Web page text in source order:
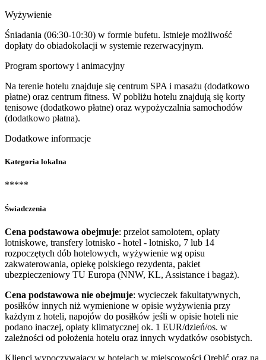
Wyżywienie
Śniadania (06:30-10:30) w formie bufetu. Istnieje możliwość
dopłaty do obiadokolacji w systemie rezerwacyjnym.
Program sportowy i animacyjny
Na terenie hotelu znajduje się centrum SPA i masażu (dodatkowo
płatne) oraz centrum fitness. W pobliżu hotelu znajdują się korty
tenisowe (dodatkowo płatne) oraz wypożyczalnia samochodów
(dodatkowo płatna).
Dodatkowe informacje
Kategoria lokalna
*****
Świadczenia
Cena podstawowa obejmuje: przelot samolotem, opłaty
lotniskowe, transfery lotnisko - hotel - lotnisko, 7 lub 14
rozpoczętych dób hotelowych, wyżywienie wg opisu
zakwaterowania, opiekę polskiego rezydenta, pakiet
ubezpieczeniowy TU Europa (NNW, KL, Assistance i bagaż).
Cena podstawowa nie obejmuje: wycieczek fakultatywnych,
posiłków innych niż wymienione w opisie wyżywienia przy
każdym z hoteli, napojów do posiłków jeśli w opisie hoteli nie
podano inaczej, opłaty klimatycznej ok. 1 EUR/dzień/os. w
zależności od położenia hotelu oraz innych wydatków osobistych.
Klienci wypoczywający w hotelach w miejscowości Orebić oraz na